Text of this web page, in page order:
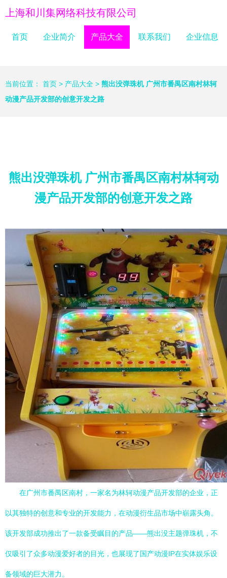
上海和川集网络科技有限公司
首页 企业简介 产品大全 联系我们 企业信息
当前位置： 首页 > 产品大全 > 熊出没弹珠机 广州市番禺区南村林轲
动漫产品开发部的创意开发之路
熊出没弹珠机 广州市番禺区南村林轲动
漫产品开发部的创意开发之路
在广州市番禺区南村，一家名为林轲动漫产品开发部的企业，正
以其独特的创意和专业的开发能力，在动漫衍生品市场中崭露头角。
该开发部成功推出了一款备受瞩目的产品——熊出没主题弹珠机，不
仅吸引了众多动漫爱好者的目光，也展现了国产动漫IP在实体娱乐设
备领域的巨大潜力。